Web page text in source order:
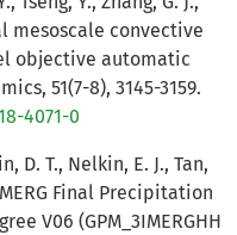
mesoscale convective
objective automatic
51(7-8), 3145-3159.
4071-0
D. T., Nelkin, E. J., Tan,
Final Precipitation
V06 (GPM_3IMERGHH